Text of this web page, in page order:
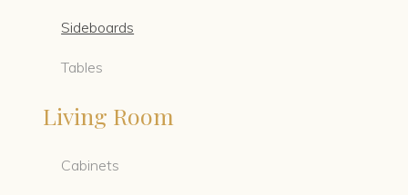
Sideboards
Tables
Living Room
Cabinets